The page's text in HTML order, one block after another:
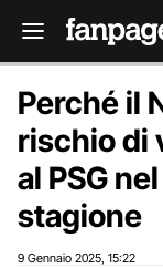
Perché il
rischio di
al PSG
stagione
9 Gennaio 2025 15:22